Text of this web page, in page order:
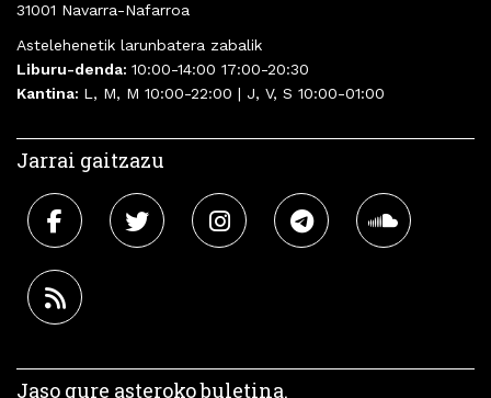
31001 Navarra-Nafarroa
Astelehenetik larunbatera zabalik
Liburu-denda: 10:00-14:00 17:00-20:30
Kantina: L, M, M 10:00-22:00 | J, V, S 10:00-01:00
Jarrai gaitzazu
Jaso gure asteroko buletina.